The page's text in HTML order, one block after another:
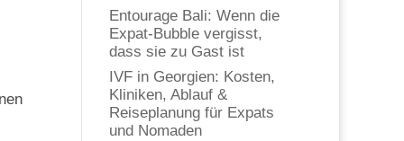
Entourage Bali: Wenn die
Expat-Bubble vergisst,
dass sie zu Gast ist
IVF in Georgien: Kosten,
Kliniken, Ablauf &
Reiseplanung für Expats
und Nomaden